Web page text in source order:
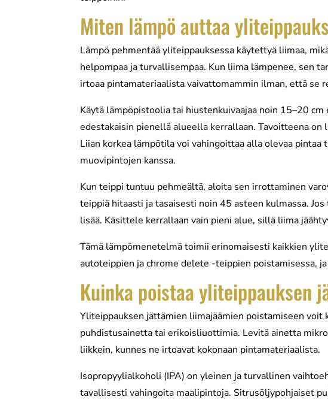
Miten lämpö auttaa
Lämpö pehmentää yliteippauksessa käytettyä liimaa,
helpompaa ja turvallisempaa. Kun liima lämpenee, sen
irtoaa pintamateriaalista vaivattomammin ilman, että se
Käytä lämpöpistoolia tai hiustenkuivaajaa noin 15–20
edestakaisin pienellä alueella kerrallaan. Tavoitteena
Liian korkea lämpötila voi vahingoittaa alla olevaa
muovipintojen kanssa.
Kun teippi tuntuu pehmeältä, aloita sen irrottaminen
teippiä hitaasti ja tasaisesti noin 45 asteen kulmassa.
lisää. Käsittele kerrallaan vain pieni alue, sillä liima
Tämä lämpömenetelmä toimii erinomaisesti kaikkien
autoteippien ja chrome delete -teippien poistamisessa,
Kuinka poistaa yliteippauksen
Yliteippauksen jättämien liimajäämien poistamiseen
puhdistusainetta tai erikoisliuottimia. Levitä ainetta
liikkein, kunnes ne irtoavat kokonaan pintamateriaalista.
Isopropyylialkoholi (IPA) on yleinen ja turvallinen
tavallisesti vahingoita maalipintoja. Sitrusöljypohjaiset